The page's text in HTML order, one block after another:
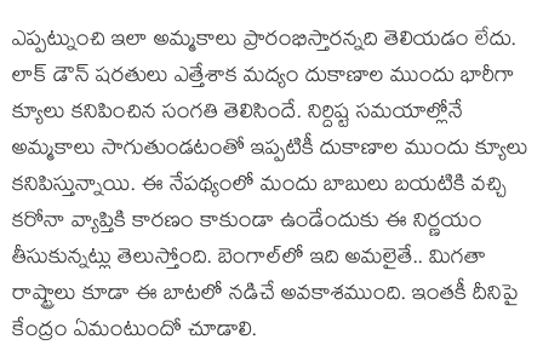
ఎప్పట్నుంచి ఇలా అమ్మకాలు ప్రారంభిస్తారన్నది తెలియడం లేదు.
లాక్ డౌన్ షరతులు ఎత్తేశాక మద్యం దుకాణాల ముందు భారీగా
క్యూలు కనిపించిన సంగతి తెలిసిందే. నిర్దిష్ట సమయాల్లోనే
అమ్మకాలు సాగుతుండటంతో ఇప్పటికీ దుకాణాల ముందు క్యూలు
కనిపిస్తున్నాయి. ఈ నేపథ్యంలో మందు బాబులు బయటికి వచ్చి
కరోనా వ్యాప్తికి కారణం కాకుండా ఉండేందుకు ఈ నిర్ణయం
తీసుకున్నట్లు తెలుస్తోంది. బెంగాల్‌లో ఇది అమలైతే.. మిగతా
రాష్ట్రాలు కూడా ఈ బాటలో నడిచే అవకాశముంది. ఇంతకీ దీనిపై
కేంద్రం ఏమంటుందో చూడాలి.